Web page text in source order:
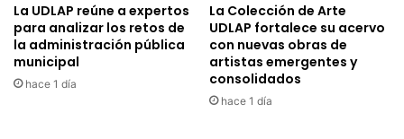
La UDLAP reúne a expertos
para analizar los retos de
la administración pública
municipal
hace 1 día
La Colección de Arte
UDLAP fortalece su acervo
con nuevas obras de
artistas emergentes y
consolidados
hace 1 día